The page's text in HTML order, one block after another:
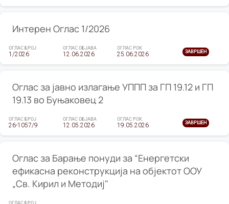
Интерен Оглас 1/2026
ОГЛАС БРОЈ
1/2026
ОГЛАС ОБЈАВА
12.06.2026
ОГЛАС РОК
25.06.2026 ЗАВРШЕН
Оглас за јавно излагање УППП за ГП 19.12 и ГП
19.13 во Буњаковец 2
ОГЛАС БРОЈ
26-1057/9
ОГЛАС ОБЈАВА
12.05.2026
ОГЛАС РОК
19.05.2026 ЗАВРШЕН
Оглас за Барање понуди за “Енергетски
ефикасна реконструкција на објектот ООУ
„Св. Кирил и Методиј"
ОГЛАС БРОЈ